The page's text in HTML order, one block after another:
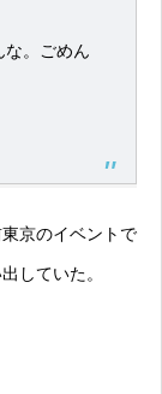
な。ごめん
京のイベントで
していた。